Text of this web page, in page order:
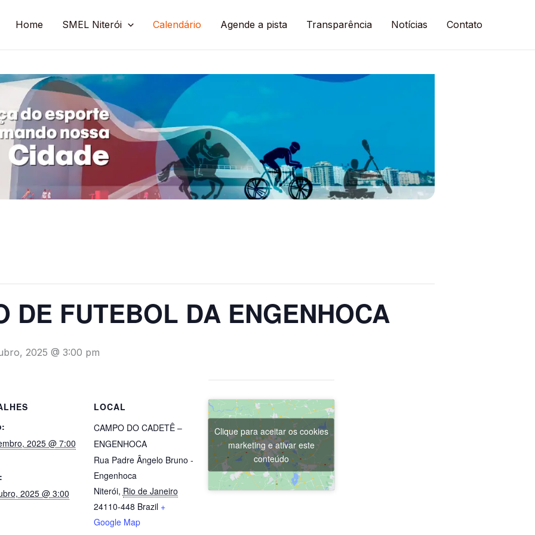
Home SMEL Niterói Calendário Agende a pista Transparência Notícias Contato
DE FUTEBOL DA ENGENHOCA
2025 @ 3:00 pm
2025 @ 7:00
2025 @ 3:00
LOCAL
CAMPO DO CADETÊ –
ENGENHOCA
Rua Padre Ângelo Bruno -
Engenhoca
Niterói, Rio de Janeiro
24110-448 Brazil +
Google Map
Clique para aceitar os cookies
marketing e ativar este
conteúdo